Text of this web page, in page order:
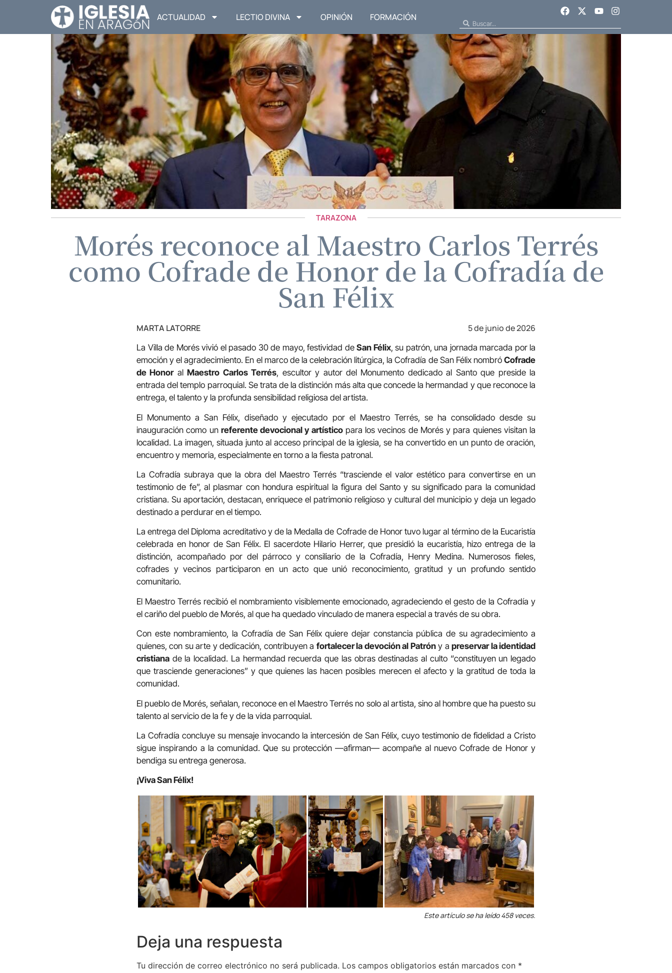
ACTUALIDAD LECTIO DIVINA OPINIÓN FORMACIÓN
TARAZONA
Morés reconoce al Maestro Carlos Terrés
como Cofrade de Honor de la Cofradía de
San Félix
MARTA LATORRE 5 de junio de 2026
La Villa de Morés vivió el pasado 30 de mayo, festividad de San Félix, su patrón, una jornada marcada por la
emoción y el agradecimiento. En el marco de la celebración litúrgica, la Cofradía de San Félix nombró Cofrade
de HonoralMaestro Carlos Terrés, escultor y autor del Monumento dedicado al Santo que preside la
entrada del templo parroquial. Se trata de la distinción más alta que concede la hermandad y que reconoce la
entrega, el talento y la profunda sensibilidad religiosa del artista.
El Monumento a San Félix, diseñado y ejecutado por el Maestro Terrés, se ha consolidado desde su
inauguración como un referente devocional y artísticopara los vecinos de Morés y para quienes visitan la
localidad. La imagen, situada junto al acceso principal de la iglesia, se ha convertido en un punto de oración,
encuentro y memoria, especialmente en torno a la fiesta patronal.
La Cofradía subraya que la obra del Maestro Terrés “trasciende el valor estético para convertirse en un
testimonio de fe”, al plasmar con hondura espiritual la figura del Santo y su significado para la comunidad
cristiana. Su aportación, destacan, enriquece el patrimonio religioso y cultural del municipio y deja un legado
destinado a perdurar en el tiempo.
La entrega del Diploma acreditativo y de la Medalla de Cofrade de Honor tuvo lugar al término de la Eucaristía
celebrada en honor de San Félix. El sacerdote Hilario Herrer, que presidió la eucaristía, hizo entrega de la
distinción, acompañado por del párroco y consiliario de la Cofradía, Henry Medina. Numerosos fieles,
cofrades y vecinos participaron en un acto que unió reconocimiento, gratitud y un profundo sentido
comunitario.
El Maestro Terrés recibió el nombramiento visiblemente emocionado, agradeciendo el gesto de la Cofradía y
el cariño del pueblo de Morés, al que ha quedado vinculado de manera especial a través de su obra.
Con este nombramiento, la Cofradía de San Félix quiere dejar constancia pública de su agradecimiento a
quienes, con su arte y dedicación, contribuyen a fortalecer la devoción al Patróny apreservar la identidad
cristiana de la localidad. La hermandad recuerda que las obras destinadas al culto “constituyen un legado
que trasciende generaciones” y que quienes las hacen posibles merecen el afecto y la gratitud de toda la
comunidad.
El pueblo de Morés, señalan, reconoce en el Maestro Terrés no solo al artista, sino al hombre que ha puesto su
talento al servicio de la fe y de la vida parroquial.
La Cofradía concluye su mensaje invocando la intercesión de San Félix, cuyo testimonio de fidelidad a Cristo
sigue inspirando a la comunidad. Que su protección —afirman— acompañe al nuevo Cofrade de Honor y
bendiga su entrega generosa.
¡Viva San Félix!
Este artículo se ha leído 458 veces.
Deja una respuesta
Tu dirección de correo electrónico no será publicada. Los campos obligatorios están marcados con *